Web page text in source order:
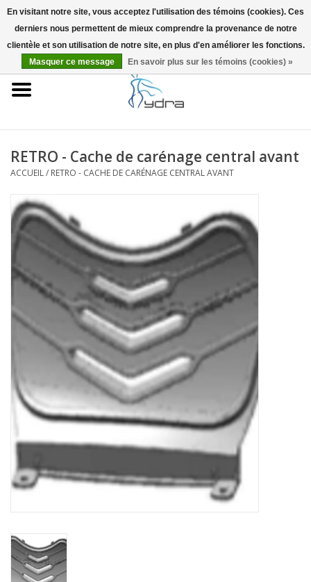
EUR
Accueil
Accessoires
RETRO - Cache de carénage central avant
ACCUEIL/ RETRO - CACHE DE CARÉNAGE CENTRAL AVANT
En visitant notre site, vous acceptez l'utilisation des témoins (cookies). Ces
derniers nous permettent de mieux comprendre la provenance de notre
clientèle et son utilisation de notre site, en plus d'en améliorer les fonctions.
Masquer ce message
En savoir plus sur les témoins (cookies) »